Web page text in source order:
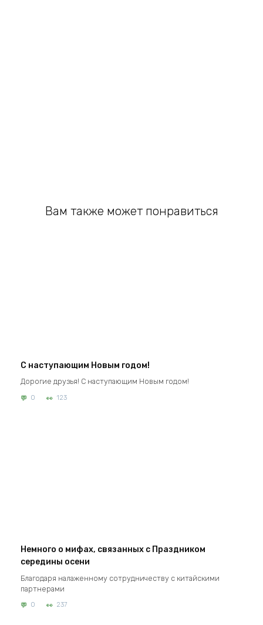
Вам также может понравиться
С наступающим Новым годом!
Дорогие друзья! С наступающим Новым годом!
0 123
Немного о мифах, связанных с Праздником
середины осени
Благодаря налаженному сотрудничеству с китайскими
партнерами
0 237